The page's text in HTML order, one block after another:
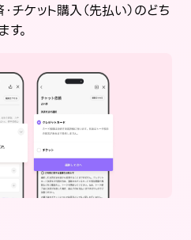
チケット購入（先払い）のどち
。